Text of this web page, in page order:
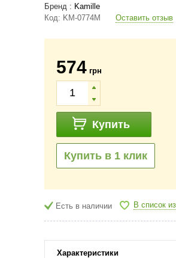
Бренд : Kamille
Код: KM-0774M Оставить отзыв
574 грн
Купить
Купить в 1 клик
Есть в наличии В список
Характеристики